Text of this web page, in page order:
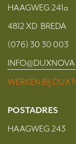
HAAGWEG 241a
4812 XD BREDA
(076) 30 30 003
WERKEN BIJ DUX
POSTADRES
HAAGWEG 243